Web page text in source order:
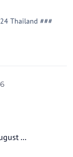
Thailand ###
...